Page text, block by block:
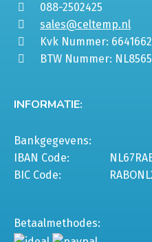
088-2502425
sales@celtemp.nl
Kvk Nummer:
BTW Nummer:
INFORMATIE:
Bankgegevens:
IBAN Code:
BIC Code:
Betaalmethodes: